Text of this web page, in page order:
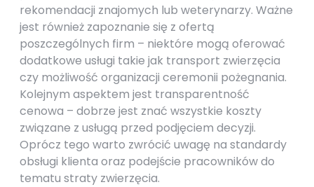
rekomendacji znajomych lub weterynarzy. Ważne
jest również zapoznanie się z ofertą
poszczególnych firm – niektóre mogą oferować
dodatkowe usługi takie jak transport zwierzęcia
czy możliwość organizacji ceremonii pożegnania.
Kolejnym aspektem jest transparentność
cenowa – dobrze jest znać wszystkie koszty
związane z usługą przed podjęciem decyzji.
Oprócz tego warto zwrócić uwagę na standardy
obsługi klienta oraz podejście pracowników do
tematu straty zwierzęcia.